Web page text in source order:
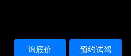
预约试驾
询底价